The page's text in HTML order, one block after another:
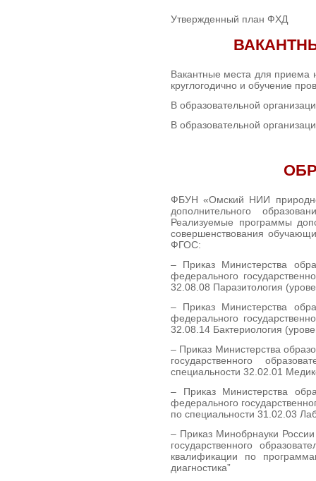
Утвержденный план ФХД
Вакантные места для приема
круглогодично и обучение
В образовательной
В образовательной
ФБУН «Омский НИИ
дополнительного
Реализуемые программы
совершенствования
ФГОС:
– Приказ Министерства
федерального
32.08.08 Паразитология
– Приказ Министерства
федерального
32.08.14 Бактериология
– Приказ Министерства
государственного
специальности 32.02.01
– Приказ Министерства
федерального
по специальности 31.02.03
– Приказ Минобрнауки
государственного
квалификации по
диагностика”